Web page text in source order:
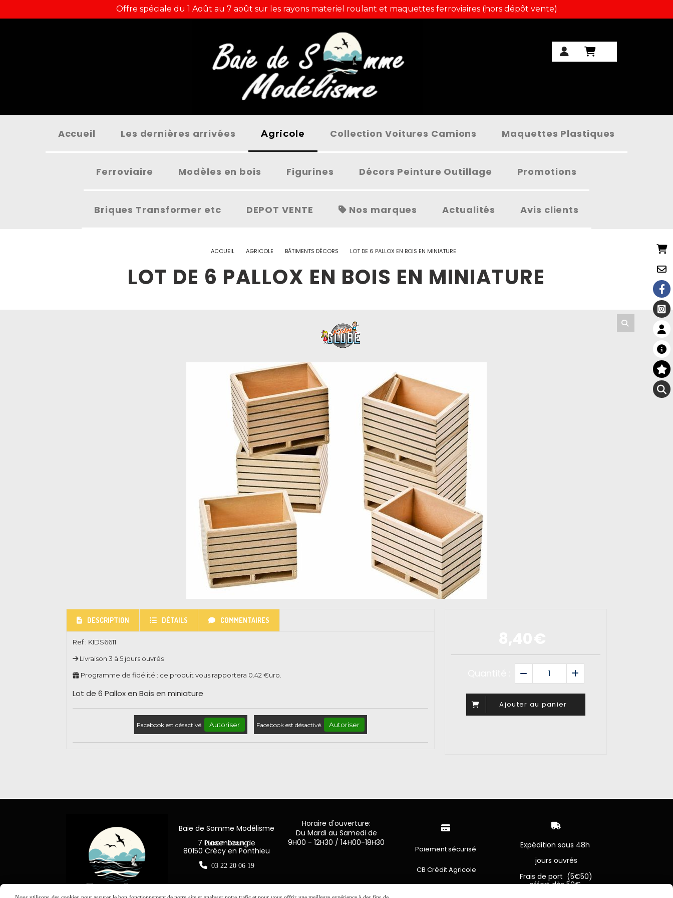
Offre spéciale du 1 Août au 7 août sur les rayons materiel roulant et maquettes ferroviaires (hors dépôt vente)
Accueil Les dernières arrivées Agricole Collection Voitures Camions Maquettes Plastiques
Ferroviaire Modèles en bois Figurines Décors Peinture Outillage Promotions
Briques Transformer etc DEPOT VENTE Nos marques Actualités Avis clients
ACCUEIL AGRICOLE BÂTIMENTS DÉCORS LOT DE 6 PALLOX EN BOIS EN MINIATURE
LOT DE 6 PALLOX EN BOIS EN MINIATURE
Ajouter au panier
DESCRIPTION DÉTAILS COMMENTAIRES
Ref : KIDS6611
Livraison 3 à 5 jours ouvrés
Programme de fidélité : ce produit vous rapportera 0.42 €uro.
Lot de 6 Pallox en Bois en miniature
Facebook est désactivé. Autoriser Facebook est désactivé. Autoriser
Baie de Somme Modélisme
7 Place Jean de Luxembourg
80150 Crécy en Ponthieu
 03 22 20 06 19
Horaire d'ouverture:
Du Mardi au Samedi de
9H00 - 12H30 / 14H00-18H30

Paiement sécurisé
CB Crédit Agricole

Expédition sous 48h
jours ouvrés
Frais de port (5€50)
offert dès 50€